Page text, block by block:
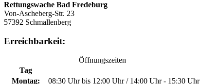
Rettungswache Bad Fredeburg
Von-Ascheberg-Str. 23
57392 Schmallenberg
Erreichbarkeit:
Öffnungszeiten
Tag
Montag:
08:30 Uhr bis 12:00 Uhr / 14:00 Uhr - 15:30 Uhr